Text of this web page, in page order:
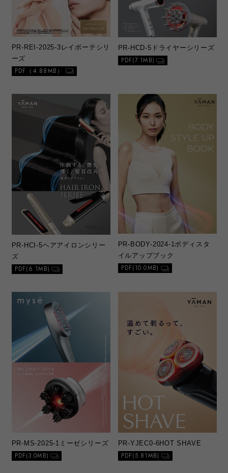
PR-REI-2025-3 レイボーテシリ
ーズ
PDF（4.88MB）
PR-HCD-5 ドライヤーシリーズ
PDF(7.1MB)
PR-HCI-5ヘアアイロンシリー
ズ
PDF(6.1MB)
PR-BODY-2024-1ボディスタ
イルアップブック
PDF(10.0MB)
PR-MS-2025-1 ミーゼシリーズ
PDF(3.0MB)
PR-YJEC0-6HOT SHAVE
PDF(5.81MB)